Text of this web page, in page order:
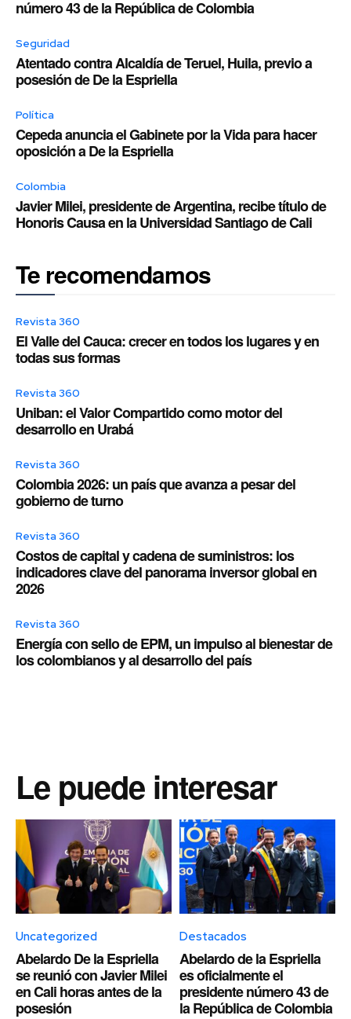
número 43 de la República de Colombia
Seguridad
Atentado contra Alcaldía de Teruel, Huila, previo a
posesión de De la Espriella
Política
Cepeda anuncia el Gabinete por la Vida para hacer
oposición a De la Espriella
Colombia
Javier Milei, presidente de Argentina, recibe título de
Honoris Causa en la Universidad Santiago de Cali
Te recomendamos
Revista 360
El Valle del Cauca: crecer en todos los lugares y en
todas sus formas
Revista 360
Uniban: el Valor Compartido como motor del
desarrollo en Urabá
Revista 360
Colombia 2026: un país que avanza a pesar del
gobierno de turno
Revista 360
Costos de capital y cadena de suministros: los
indicadores clave del panorama inversor global en
2026
Revista 360
Energía con sello de EPM, un impulso al bienestar de
los colombianos y al desarrollo del país
Le puede interesar
Uncategorized
Abelardo De la Espriella
se reunió con Javier Milei
en Cali horas antes de la
posesión
Destacados
Abelardo de la Espriella
es oficialmente el
presidente número 43 de
la República de Colombia